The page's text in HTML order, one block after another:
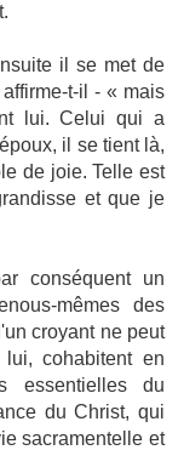
il se met de
t-il - « mais
lui. Celui qui a
il se tient là,
de joie. Telle est
et que je
conséquent un
mêmes des
croyant ne peut
cohabitent en
essentielles du
du Christ, qui
sacramentelle et